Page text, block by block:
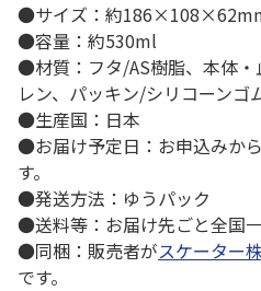
●サイズ：約
●容量：約530ml
●材質：フタ/AS樹脂、本体
レン、パッキン/シリコーンゴ
●生産国：日本
●お届け予定日：お申込みか
す。
●発送方法：ゆうパック
●送料等：お届け先ごと全国
●同梱：販売者がスケーター
です。